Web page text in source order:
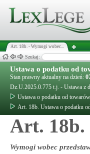
Art. 18b. - Wymogi wobec...
Szukaj:
Ustawa o podatku od
Stan prawny aktualny na dzień:
Dz.U.2025.0.775 t.j. - Ustawa z
Ustawa o podatku od
Art. 18b. Ustawa o podatku
Art. 18b.
Wymogi wobec